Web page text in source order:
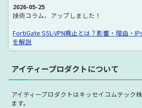
2026-05-25
技術コラム、アップしました！
FortiGate SSL-VPN廃止とは？影響・理由・
を解説
アイティープロダクトについて
アイティープロダクトはキッセイコムテック
ます。